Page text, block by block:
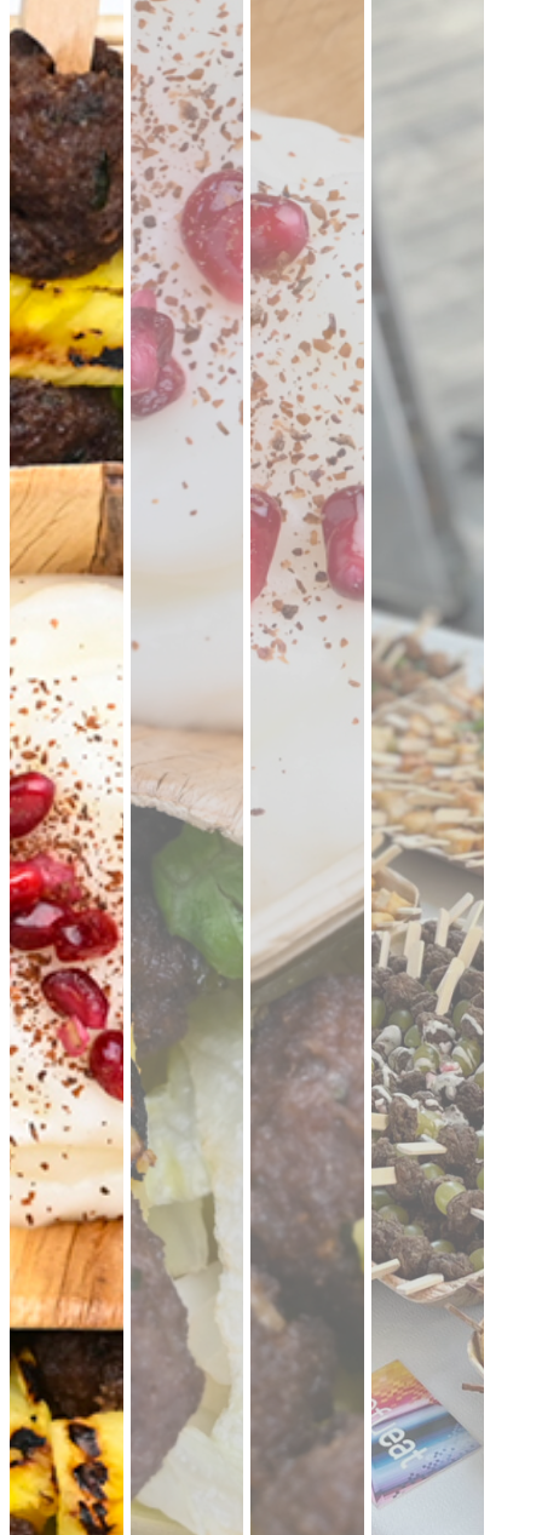
lauwarme Buffetplatten
auch mit heißen Gerichten
VORSCHLAG ANSEHEN
Alles vegan vegetarisch
Allergene hervorheben
Preisangaben in: Netto
CATERING PLATTEN
Hier kannst du dir dein Catering selbst zusammenstellen.
Beispiel: bei 20 Personen reichen ungefähr 10-11 XL-Platten.
Denk an eine gute Mischung aus mehreren Platten Brot,
Aufstriche, Salate, Fingerfood.
Mini Pitabrot
weicher Hefeteig · ideal zum füllen, dippen
& teilen.
· für Mezze & Buffets
(inkl. MwSt.)
Mini Falafel Bites
100 % Kichererbsen, fein gewürzt, mit
cremigem Tahini.pflanzlich · ideal für
Events & Buffets
19,90 € für 1 ×
Falafel mit Tahini
knusprige Falafel aus Kichererbsen mit
frischem Koriander & Tahini.Fingerfood·
ideal für Mezze & Buffets
ab 25,00 €
(inkl. MwSt.)
35er Falafel-Halloumi Mix
vegan vegetarisch
Falafel und Halloumi mit zwei Soßen ·
kräftig, handgemacht, zum teilen.
· für Buffets & Veranstaltungen